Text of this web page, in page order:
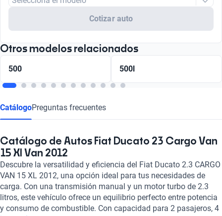
Cotizar auto
Otros modelos relacionados
500 500l
CatálogoPreguntas frecuentes
Catálogo de Autos Fiat Ducato 23 Cargo Van
15 Xl Van 2012
Descubre la versatilidad y eficiencia del Fiat Ducato 2.3 CARGO
VAN 15 XL 2012, una opción ideal para tus necesidades de
carga. Con una transmisión manual y un motor turbo de 2.3
litros, este vehículo ofrece un equilibrio perfecto entre potencia
y consumo de combustible. Con capacidad para 2 pasajeros, 4